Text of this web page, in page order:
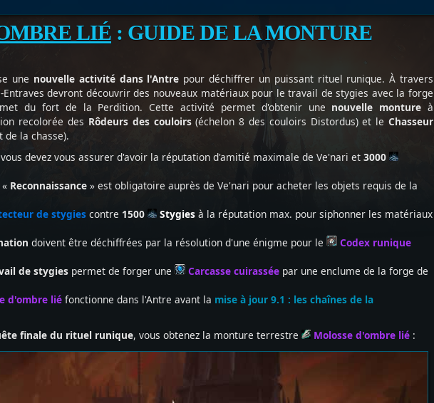
LIÉ : GUIDE DE LA MONTURE
une nouvelle activité dans l'Antre pour déchiffrer un puissant rituel runique. À travers
devront découvrir des nouveaux matériaux pour le travail de stygies avec la forge
du fort de la Perdition. Cette activité permet d'obtenir une nouvelle monture à
recolorée des Rôdeurs des couloirs(échelon 8 des couloirs Distordus) et le Chasseur
de la chasse).
devez vous assurer d'avoir la réputation d'amitié maximale de Ve'nari et 3000
Reconnaissance » est obligatoire auprès de Ve'nari pour acheter les objets requis de la
de stygies contre 1500 Stygies à la réputation max. pour siphonner les matériaux
doivent être déchiffrées par la résolution d'une énigme pour le
Codex runique
de stygies permet de forger une Carcasse cuirassée par une enclume de la forge de
d'ombre lié fonctionne dans l'Antre avant la mise à jour 9.1 : les chaînes de la
finale du rituel runique, vous obtenez la monture terrestre Molosse d'ombre lié :